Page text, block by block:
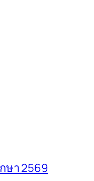
ษา 2569